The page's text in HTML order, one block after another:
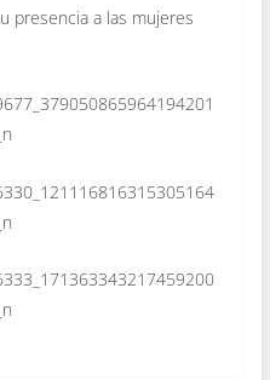
presencia a las mujeres